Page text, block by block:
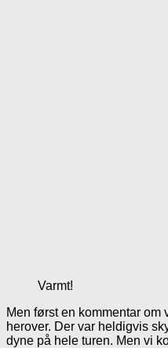
Varmt!
Men først en kommentar om
herover. Der var heldigvis
dyne på hele turen. Men vi